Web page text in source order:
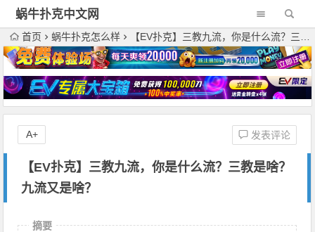
蜗牛扑克中文网
首页 蜗牛扑克怎么样 【EV扑克】三教九流，你是什么流？三教是啥？九流又是啥？
【EV扑克】三教九流，你是什么流？三教是啥？
九流又是啥？
发表评论
A+
摘要